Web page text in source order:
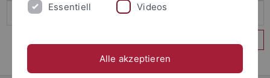
Essentiell Videos
Alle akzeptieren